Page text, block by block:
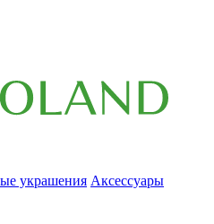
украшения Аксессуары